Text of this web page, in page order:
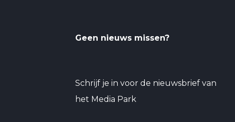
Geen nieuws missen?
Schrijf je in voor de nieuwsbrief van
het Media Park